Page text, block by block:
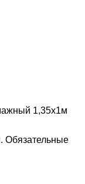
1,35х1м
Обязательные